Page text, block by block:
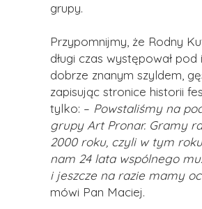
grupy.
Przypomnijmy, że Rodny
długi czas występował pod
dobrze znanym szyldem,
zapisując stronice historii
tylko: – Powstaliśmy na
grupy Art Pronar. Gramy
2000 roku, czyli w tym
nam 24 lata wspólnego
i jeszcze na razie mamy
mówi Pan Maciej.